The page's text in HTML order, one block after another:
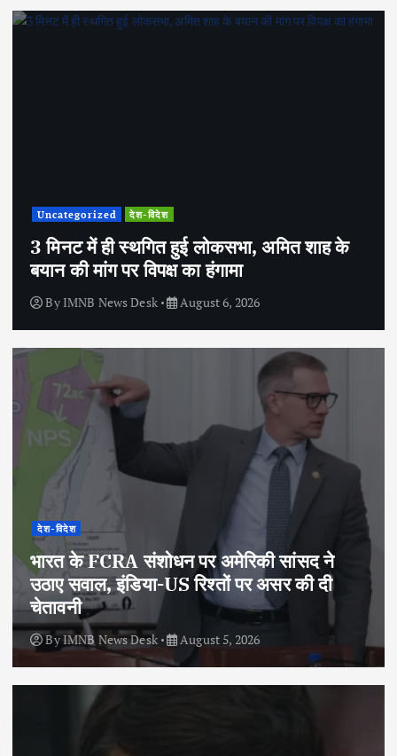
Uncategorized देश-विदेश
3 मिनट में ही स्थगित हुई लोकसभा, अमित शाह के
बयान की मांग पर विपक्ष का हंगामा
By IMNB News Desk August 6, 2026
देश-विदेश
भारत के FCRA संशोधन पर अमेरिकी सांसद ने
उठाए सवाल, इंडिया-US रिश्तों पर असर की दी
चेतावनी
ByIMNB News Desk August 5, 2026